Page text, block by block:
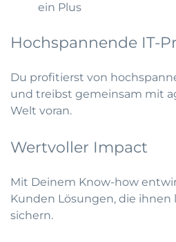
ein Plus
Hochspannende IT-
Du profitierst von
und treibst gemeinsam mit
Welt voran.
Wertvoller Impact
Mit Deinem Know-how
Kunden Lösungen, die
sichern.